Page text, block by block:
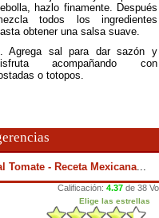
hazlo finamente. Después
todos los ingredientes
obtener una salsa suave.
Agrega sal para dar sazón y
acompañando con
o totopos.
Tomate - Receta Mexicana...